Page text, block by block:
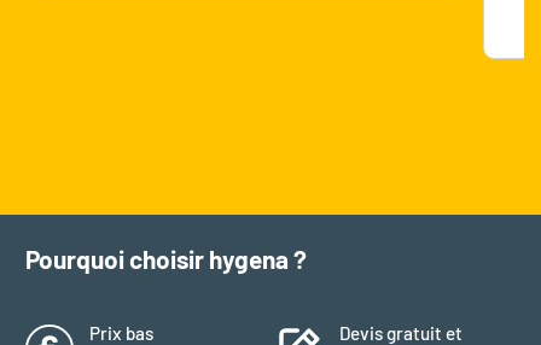
Pourquoi choisir hygena ?
Prix bas
Devis gratuit et